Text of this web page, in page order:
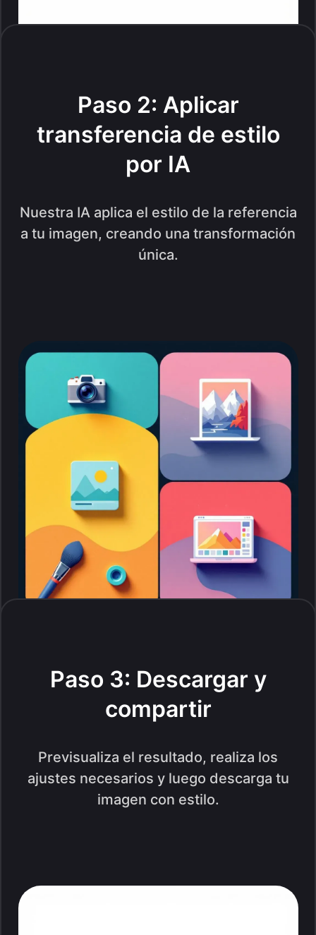
Paso 2: Aplicar
transferencia de estilo
por IA
Nuestra IA aplica el estilo de la referencia
a tu imagen, creando una transformación
única.
Paso 3: Descargar y
compartir
Previsualiza el resultado, realiza los
ajustes necesarios y luego descarga tu
imagen con estilo.